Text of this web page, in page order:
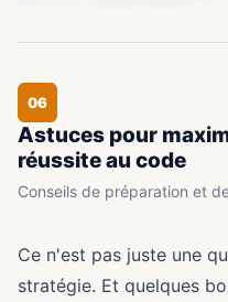
06
Astuces pour
réussite au code
Conseils de préparation et
Ce n'est pas juste une
stratégie. Et quelques